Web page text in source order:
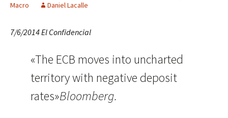
Macro
Daniel Lacalle
7/6/2014 El Confidencial
«The ECB moves into uncharted
territory with negative deposit
rates»Bloomberg.